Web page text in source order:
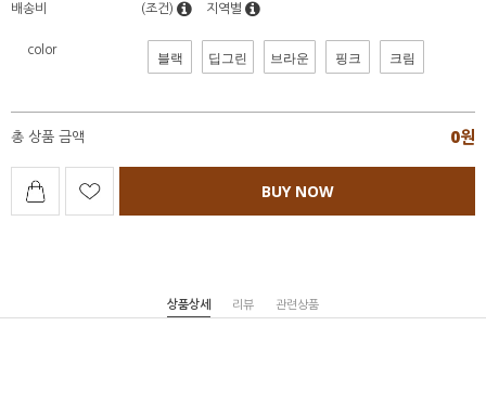
배송비 (조건) 지역별
color 블랙 딥그린 브라운 핑크 크림
총 상품 금액 0원
BUY NOW
상품상세 리뷰 관련상품